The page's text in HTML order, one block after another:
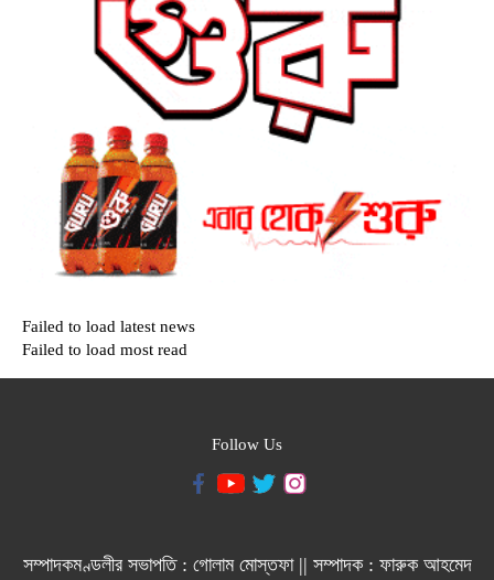
Failed to load latest news
Failed to load most read
Follow Us
সম্পাদকমণ্ডলীর সভাপতি : গোলাম মোস্তফা || সম্পাদক : ফারুক আহমেদ